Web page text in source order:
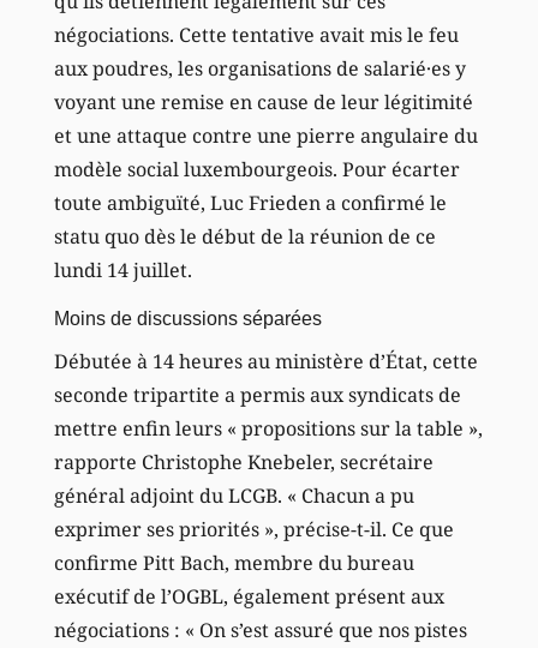
négociations. Cette tentative avait mis le feu
aux poudres, les organisations de salarié·es y
voyant une remise en cause de leur légitimité
et une attaque contre une pierre angulaire du
modèle social luxembourgeois. Pour écarter
toute ambiguïté, Luc Frieden a confirmé le
statu quo dès le début de la réunion de ce
lundi 14 juillet.
Moins de discussions séparées
Débutée à 14 heures au ministère d’État, cette
seconde tripartite a permis aux syndicats de
mettre enfin leurs « propositions sur la table »,
rapporte Christophe Knebeler, secrétaire
général adjoint du LCGB. « Chacun a pu
exprimer ses priorités », précise-t-il. Ce que
confirme Pitt Bach, membre du bureau
exécutif de l’OGBL, également présent aux
négociations : « On s’est assuré que nos pistes